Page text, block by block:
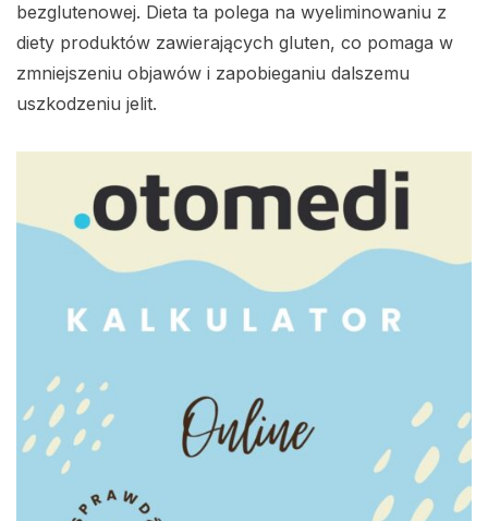
bezglutenowej. Dieta ta polega na wyeliminowaniu z
diety produktów zawierających gluten, co pomaga w
zmniejszeniu objawów i zapobieganiu dalszemu
uszkodzeniu jelit.